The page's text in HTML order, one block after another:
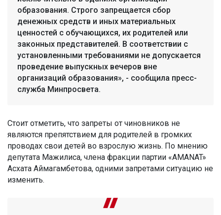
образования. Строго запрещается сбор
денежных средств и иных материальных
ценностей с обучающихся, их родителей или
законных представителей. В соответствии с
установленными требованиями не допускается
проведение выпускных вечеров вне
организаций образования», - сообщила пресс-
служба Минпросвета.
Стоит отметить, что запреты от чиновников не
являются препятствием для родителей в громких
проводах свои детей во взрослую жизнь. По мнению
депутата Мажилиса, члена фракции партии «AMANAT»
Асхата Аймагамбетова, одними запретами ситуацию не
изменить.